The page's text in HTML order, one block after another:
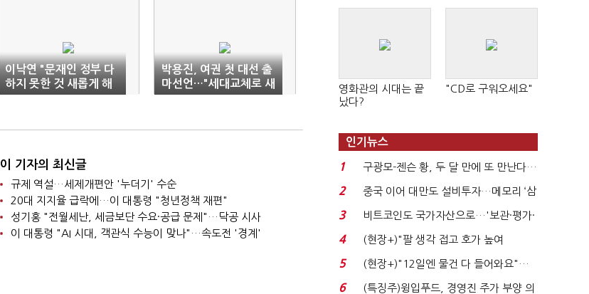
이낙연 "문재인 정부 다
하지 못한 것 새롭게 해
야 할 책임 있어"
박용진, 여권 첫 대선 출
마선언…"세대교체로 새
시대"
이 기자의 최신글
규제 역설…세제개편안 '누더기' 수순
20대 지지율 급락에…이 대통령 "청년정책 재편"
성기홍 "전월세난, 세금보단 수요·공급 문제"…닥공 시사
이 대통령 "AI 시대, 객관식 수능이 맞나"…속도전 '경계'
영화관의 시대는 끝
났다?
"CD로 구워오세요"
인기뉴스
1
구광모-젠슨 황, 두 달 만에 또 만난다…
로봇·AI 등 논...
2
중국 이어 대만도 설비투자…메모리 ‘삼
국전쟁’
3
비트코인도 국가자산으로…'보관·평가·
처분' 기준은 ...
4
(현장+)"팔 생각 접고 호가 높여
요"…'덜 똘똘한 한 채' 20...
5
(현장+)"12일엔 물건 다 들어와요"…
빈 매대 채우며 문 연 ...
6
(특징주)윙입푸드, 경영진 주가 부양 의